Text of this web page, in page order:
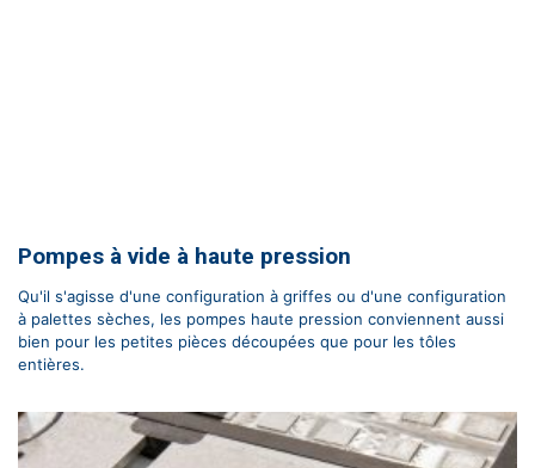
Pompes à vide à haute pression
Qu'il s'agisse d'une configuration à griffes ou d'une configuration
à palettes sèches, les pompes haute pression conviennent aussi
bien pour les petites pièces découpées que pour les tôles
entières.